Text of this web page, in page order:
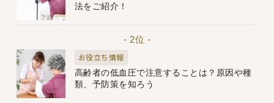
法をご紹介！
- 2位 -
お役立ち情報
高齢者の低血圧で注意することは？原因や種
類、予防策を知ろう